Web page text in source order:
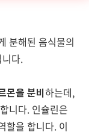
분해된 음식물의
다.
몬을 분비하는데,
니다. 인슐린은
할을 합니다. 이